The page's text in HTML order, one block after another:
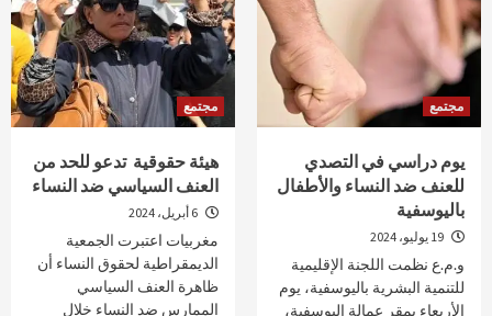
مجتمع
يوم دراسي في التصدي
للعنف ضد النساء والأطفال
باليوسفية
و.م.ع نظمت اللجنة الإقليمية
للتنمية البشرية باليوسفية، يوم
الأربعاء بمقر عمالة اليوسفية،
مجتمع
هيئة حقوقية تدعو للحد من
العنف السياسي ضد النساء
مغربيات اعتبرت الجمعية
الديمقراطية لحقوق النساء أن
ظاهرة العنف السياسي
الممارس ضد النساء خلال